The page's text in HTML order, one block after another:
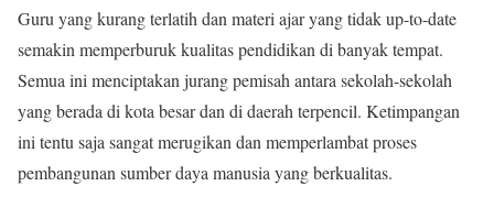
Guru yang kurang terlatih dan materi ajar yang tidak up-to-date
semakin memperburuk kualitas pendidikan di banyak tempat.
Semua ini menciptakan jurang pemisah antara sekolah-sekolah
yang berada di kota besar dan di daerah terpencil. Ketimpangan
ini tentu saja sangat merugikan dan memperlambat proses
pembangunan sumber daya manusia yang berkualitas.